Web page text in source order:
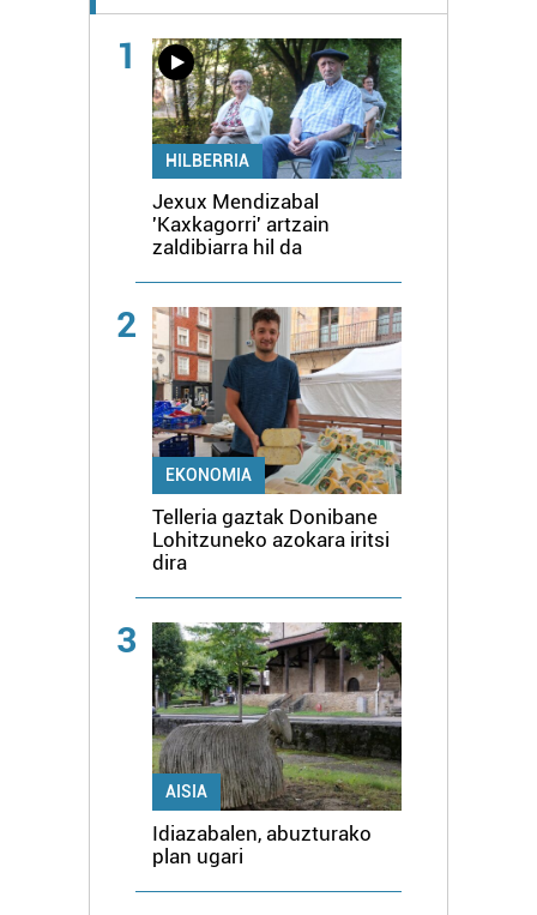
1
HILBERRIA
Jexux Mendizabal
'Kaxkagorri' artzain
zaldibiarra hil da
2
EKONOMIA
Telleria gaztak Donibane
Lohitzuneko azokara iritsi
dira
3
AISIA
Idiazabalen, abuzturako
plan ugari